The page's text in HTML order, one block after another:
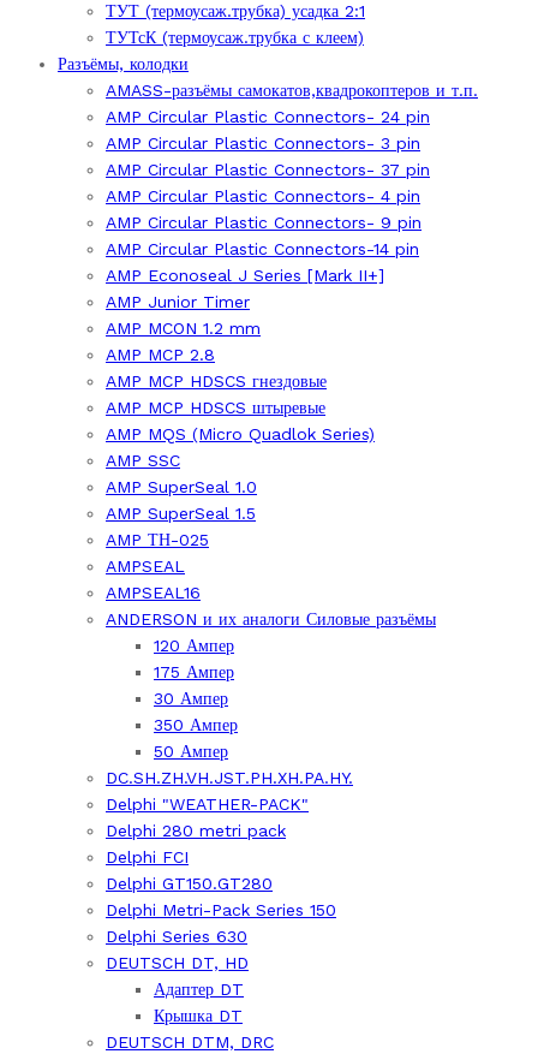
ТУТ (термоусаж.трубка) усадка 2:1
ТУТсК (термоусаж.трубка с клеем)
Разъёмы, колодки
AMASS-разъёмы самокатов,квадрокоптеров и т.п.
AMP Circular Plastic Connectors- 24 pin
AMP Circular Plastic Connectors- 3 pin
AMP Circular Plastic Connectors- 37 pin
AMP Circular Plastic Connectors- 4 pin
AMP Circular Plastic Connectors- 9 pin
AMP Circular Plastic Connectors-14 pin
AMP Econoseal J Series [Mark II+]
AMP Junior Timer
AMP MCON 1.2 mm
AMP MCP 2.8
AMP MCP HDSCS гнездовые
AMP MCP HDSCS штыревые
AMP MQS (Micro Quadlok Series)
AMP SSC
AMP SuperSeal 1.0
AMP SuperSeal 1.5
AMP ТН-025
AMPSEAL
AMPSEAL16
ANDERSON и их аналоги Силовые разъёмы
120 Ампер
175 Ампер
30 Ампер
350 Ампер
50 Ампер
DC.SH.ZH.VH.JST.PH.XH.PA.HY.
Delphi "WEATHER-PACK"
Delphi 280 metri pack
Delphi FCI
Delphi GT150.GT280
Delphi Metri-Pack Series 150
Delphi Series 630
DEUTSCH DT, HD
Адаптер DT
Крышка DT
DEUTSCH DTM, DRC